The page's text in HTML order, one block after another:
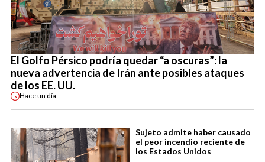
El Golfo Pérsico podría quedar “a oscuras”: la
nueva advertencia de Irán ante posibles ataques
de los EE. UU.
Haceun día
Sujeto admite haber causado
el peor incendio reciente de
los Estados Unidos